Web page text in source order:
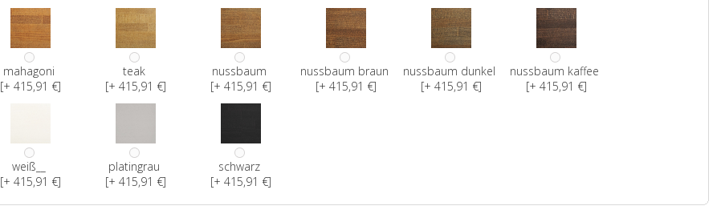
mahagoni
[+ 415,91 €]
teak
[+ 415,91 €]
nussbaum
[+ 415,91 €]
nussbaum braun
[+ 415,91 €]
nussbaum dunkel
[+ 415,91 €]
nussbaum kaffee
[+ 415,91 €]
weiß__
[+ 415,91 €]
platingrau
[+ 415,91 €]
schwarz
[+ 415,91 €]